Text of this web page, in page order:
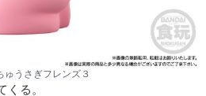
ゅうさぎフレンズ３
くる。